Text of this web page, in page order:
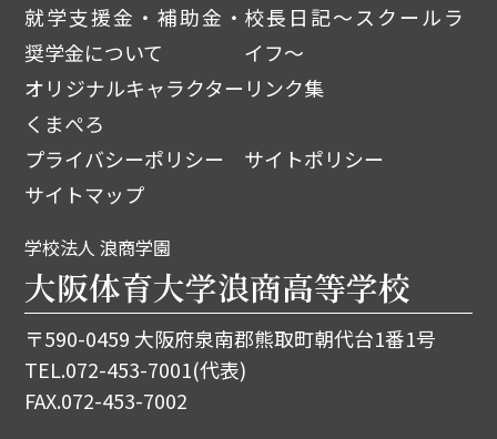
就学支援金・補助金・
奨学金について
校長日記～スクールラ
イフ～
オリジナルキャラクター
くまぺろ
リンク集
プライバシーポリシー
サイトポリシー
サイトマップ
学校法人 浪商学園
大阪体育大学浪商高等学校
〒590-0459 大阪府泉南郡熊取町朝代台1番1号
TEL.072-453-7001(代表)
FAX.072-453-7002